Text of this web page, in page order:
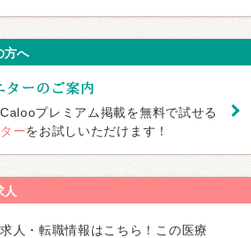
方へ
プレミアム掲載を無料で試せる
ーをお試しいただけます！
人
人・転職情報はこちら！この医療